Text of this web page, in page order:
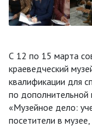
С 12 по 15 марта
краеведческий
квалификации для
по дополнительной
«Музейное дело:
посетители в музее,